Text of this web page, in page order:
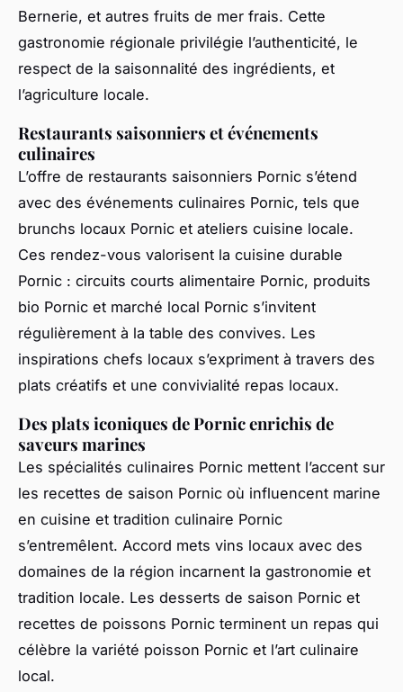
Bernerie, et autres fruits de mer frais. Cette
gastronomie régionale privilégie l’authenticité, le
respect de la saisonnalité des ingrédients, et
l’agriculture locale.
Restaurants saisonniers et événements
culinaires
L’offre de restaurants saisonniers Pornic s’étend
avec des événements culinaires Pornic, tels que
brunchs locaux Pornic et ateliers cuisine locale.
Ces rendez-vous valorisent la cuisine durable
Pornic : circuits courts alimentaire Pornic, produits
bio Pornic et marché local Pornic s’invitent
régulièrement à la table des convives. Les
inspirations chefs locaux s’expriment à travers des
plats créatifs et une convivialité repas locaux.
Des plats iconiques de Pornic enrichis de
saveurs marines
Les spécialités culinaires Pornic mettent l’accent sur
les recettes de saison Pornic où influencent marine
en cuisine et tradition culinaire Pornic
s’entremêlent. Accord mets vins locaux avec des
domaines de la région incarnent la gastronomie et
tradition locale. Les desserts de saison Pornic et
recettes de poissons Pornic terminent un repas qui
célèbre la variété poisson Pornic et l’art culinaire
local.